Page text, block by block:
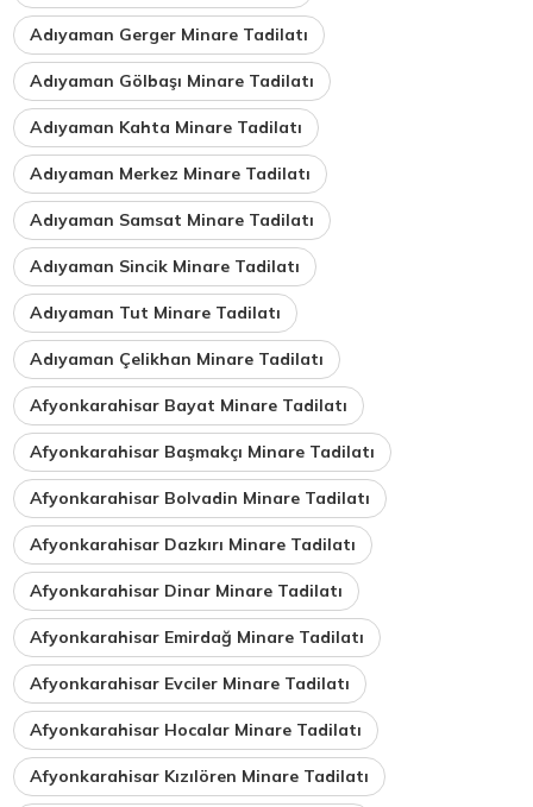
Adıyaman Gerger Minare Tadilatı
Adıyaman Gölbaşı Minare Tadilatı
Adıyaman Kahta Minare Tadilatı
Adıyaman Merkez Minare Tadilatı
Adıyaman Samsat Minare Tadilatı
Adıyaman Sincik Minare Tadilatı
Adıyaman Tut Minare Tadilatı
Adıyaman Çelikhan Minare Tadilatı
Afyonkarahisar Bayat Minare Tadilatı
Afyonkarahisar Başmakçı Minare Tadilatı
Afyonkarahisar Bolvadin Minare Tadilatı
Afyonkarahisar Dazkırı Minare Tadilatı
Afyonkarahisar Dinar Minare Tadilatı
Afyonkarahisar Emirdağ Minare Tadilatı
Afyonkarahisar Evciler Minare Tadilatı
Afyonkarahisar Hocalar Minare Tadilatı
Afyonkarahisar Kızılören Minare Tadilatı